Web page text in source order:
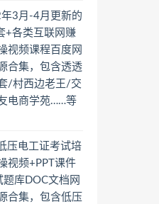
3月-4月更新的
+各类互联网赚
视频课程百度网
合集，包含透透
/村西边老王/交
电商学苑……等
压电工证考试培
视频+PPT课件
题库DOC文档网
合集，包含低压